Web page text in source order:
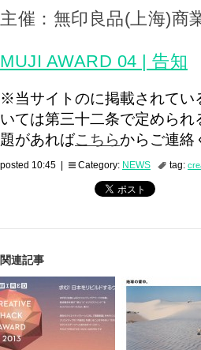
主催：無印良品(上海)商
MUJI AWARD 04 | 告知
※当サイトのに掲載されてい
いては第三十二条で定めら
題があればこちらからご連絡
posted 10:45 | Category: NEWS tag:
関連記事